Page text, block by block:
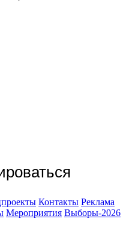
Контакты Реклама
Мероприятия Выборы-2026